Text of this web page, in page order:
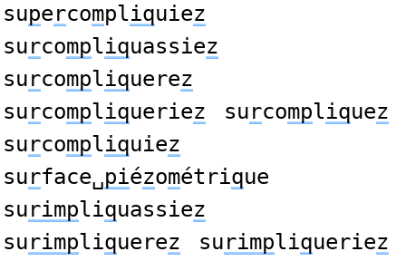
supercompliquiez
surcompliquassiez
surcompliquerez
surcompliqueriez surcompliquez
surcompliquiez
surface␣piézométrique
surimpliquassiez
surimpliquerez surimpliqueriez